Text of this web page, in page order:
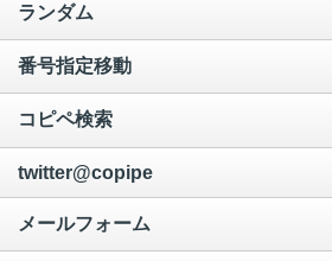
ランダム
番号指定移動
コピペ検索
twitter@copipe
メールフォーム